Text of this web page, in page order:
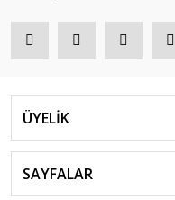
ÜYELİK
SAYFALAR